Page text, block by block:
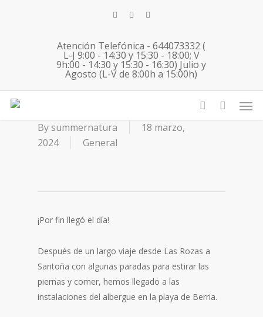
twitterfacebookinstagram
Atención Telefónica - 644073332 (
L-J 9:00 - 14:30 y 15:30 - 18:00; V
9h:00 - 14:30 y 15:30 - 16:30) Julio y
Agosto (L-V de 8:00h a 15:00h)
account
17 03 2024 Berria English
Bysummernatura
18 marzo,
2024
General
¡Por fin llegó el día!
Después de un largo viaje desde Las Rozas a
Santoña con algunas paradas para estirar las
piernas y comer, hemos llegado a las
instalaciones del albergue en la playa de Berria.